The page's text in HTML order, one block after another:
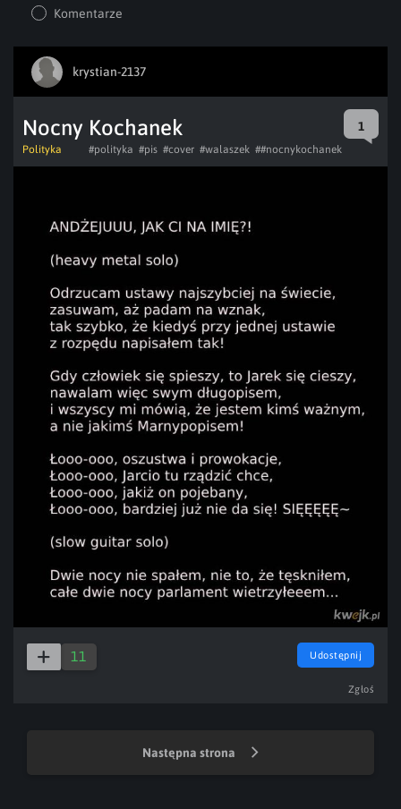
Komentarze
krystian-2137
Nocny Kochanek 1
Polityka #polityka #pis #cover #walaszek ##nocnykochanek
11 Udostępnij
Zgłoś
Następna strona